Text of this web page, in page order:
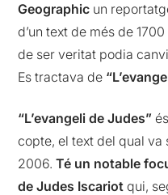
Geographic un
d’un text de més de
de ser veritat podia
Es tractava de
“L’evangeli de Judes”
copte, el text del qual
2006.Té un notable
de Judes Iscariot qui,